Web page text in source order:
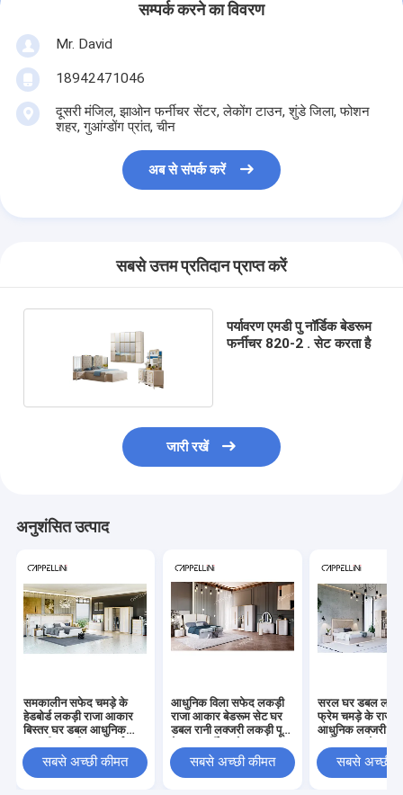
सम्पर्क करने का विवरण
Mr. David
18942471046
दूसरी मंजिल, झाओन फर्नीचर सेंटर, लेकोंग टाउन, शुंडे जिला, फोशन
शहर, गुआंग्डोंग प्रांत, चीन
अब से संपर्क करें
सबसे उत्तम प्रतिदान प्राप्त करें
पर्यावरण एमडी पु नॉर्डिक बेडरूम
फर्नीचर 820-2 . सेट करता है
जारी रखें
अनुशंसित उत्पाद
समकालीन सफेद चमड़े के
हेडबोर्ड लकड़ी राजा आकार
बिस्तर घर डबल आधुनिक
बेडरूम फर्नीचर सेट
सबसे अच्छी कीमत
आधुनिक विला सफेद लकड़ी
राजा आकार बेडरूम सेट घर
डबल रानी लक्जरी लकड़ी पूर्ण
सबसे अच्छी कीमत
सरल घर डबल
फ्रेम चमड़े के राजा
आधुनिक लक्जरी
सेट
सबसे अच्छी